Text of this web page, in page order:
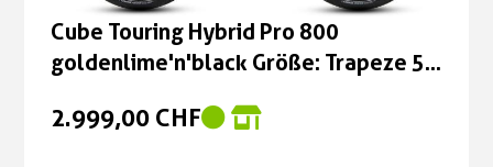
Cube Touring Hybrid Pro 800
goldenlime'n'black Größe: Trapeze 50
2.999,00 CHF